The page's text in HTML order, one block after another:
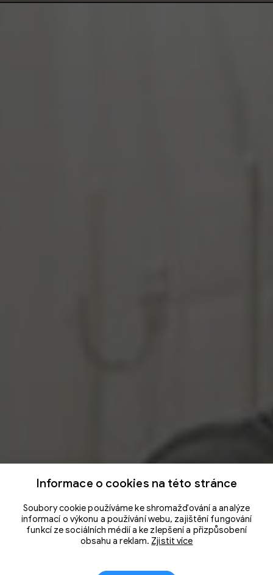
Informace o cookies na této stránce
Soubory cookie používáme ke shromažďování a analýze
informací o výkonu a používání webu, zajištění fungování
funkcí ze sociálních médií a ke zlepšení a přizpůsobení
obsahu a reklam. Zjistit více